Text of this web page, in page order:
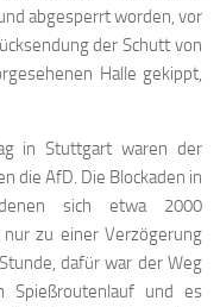
abgesperrt worden, vor
der Schutt von
Halle gekippt,
in Stuttgart waren der
die AfD. Die Blockaden in
sich etwa 2000
zu einer Verzögerung
dafür war der Weg
und es